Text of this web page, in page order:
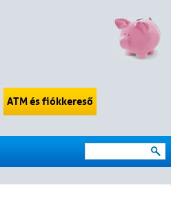
ATM és fiókkereső